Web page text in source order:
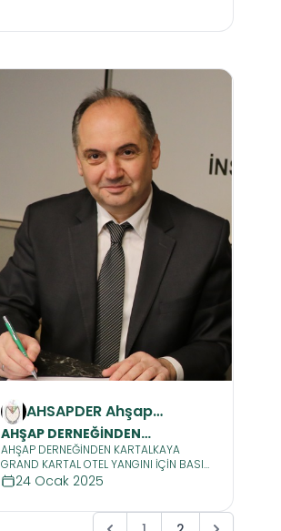
AHSAPDER Ahşap
Sanayicileri ve
Profesyonelleri Derneği
AHŞAP DERNEĞİNDEN
KARTALKAYA GRAND KARTAL
OTEL YANGINI İÇİN BASIN
AÇIKLAMASI
AHŞAP DERNEĞİNDEN KARTALKAYA
GRAND KARTAL OTEL YANGINI İÇİN BASIN
AÇIKLAMASI
24 Ocak 2025